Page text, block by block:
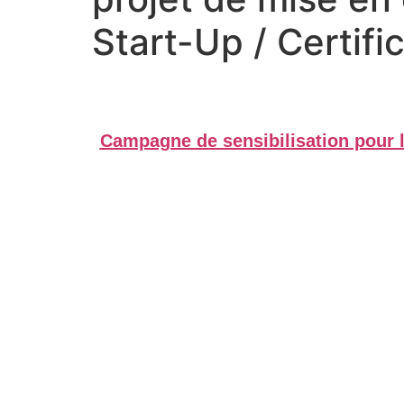
Start-Up /
Campagne de sensibilisation pour